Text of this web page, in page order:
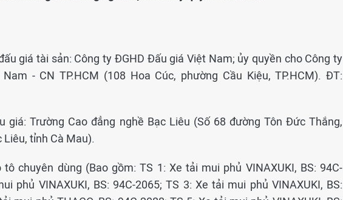
giá tài sản: Công ty ĐGHD Đấu giá Việt Nam; ủy quyền cho Công ty
- CN TP.HCM (108 Hoa Cúc, phường Cầu Kiệu, TP.HCM). ĐT:
giá: Trường Cao đẳng nghề Bạc Liêu (Số 68 đường Tôn Đức Thắng,
Liêu, tỉnh Cà Mau).
chuyên dùng (Bao gồm: TS 1: Xe tải mui phủ VINAXUKI, BS: 94C-
phủ VINAXUKI, BS: 94C-2065; TS 3: Xe tải mui phủ VINAXUKI, BS: